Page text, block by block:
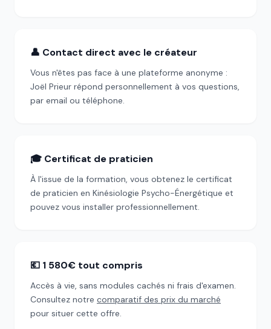
👤 Contact direct avec le créateur
Vous n'êtes pas face à une plateforme anonyme :
Joël Prieur répond personnellement à vos questions,
par email ou téléphone.
🎓 Certificat de praticien
À l'issue de la formation, vous obtenez le certificat
de praticien en Kinésiologie Psycho-Énergétique et
pouvez vous installer professionnellement.
💶 1 580€ tout compris
Accès à vie, sans modules cachés ni frais d'examen.
Consultez notre comparatif des prix du marché
pour situer cette offre.